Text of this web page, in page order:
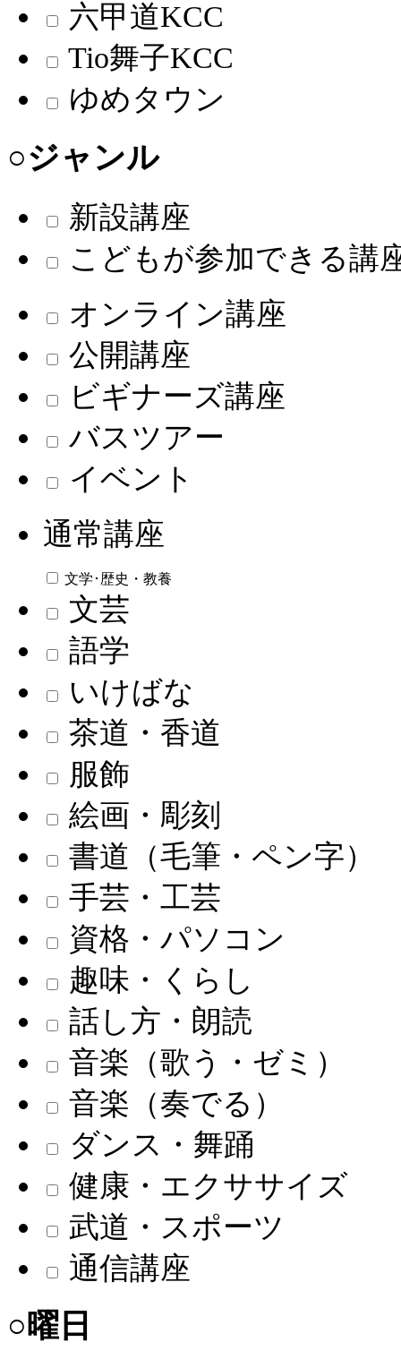
六甲道KCC
Tio舞子KCC
ゆめタウン
○ジャンル
新設講座
こどもが参加できる講
オンライン講座
公開講座
ビギナーズ講座
バスツアー
イベント
通常講座
文学･歴史・教養
文芸
語学
いけばな
茶道・香道
服飾
絵画・彫刻
書道（毛筆・ペン字）
手芸・工芸
資格・パソコン
趣味・くらし
話し方・朗読
音楽（歌う・ゼミ）
音楽（奏でる）
ダンス・舞踊
健康・エクササイズ
武道・スポーツ
通信講座
○曜日